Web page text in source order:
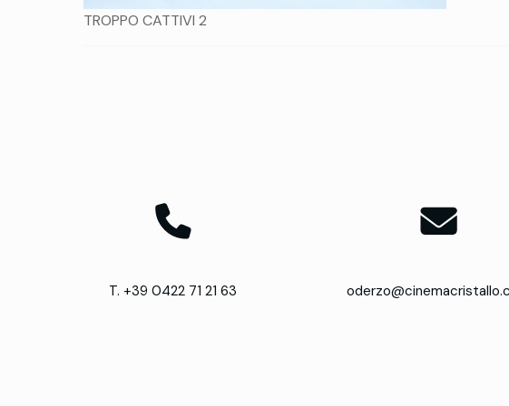
TROPPO CATTIVI 2
T. +39 0422 71 21 63